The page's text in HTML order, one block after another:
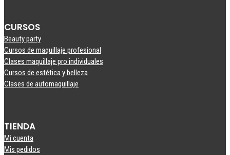
CURSOS
Beauty party
Cursos de maquillaje profesional
Clases maquillaje pro individuales
Cursos de estética y belleza
Clases de automaquillaje
TIENDA
Mi cuenta
Mis pedidos